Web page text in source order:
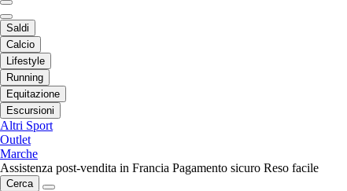
Saldi
Calcio
Lifestyle
Running
Equitazione
Escursioni
Altri Sport
Outlet
Marche
Assistenza post-vendita in Francia Pagamento sicuro Reso facile
Cerca